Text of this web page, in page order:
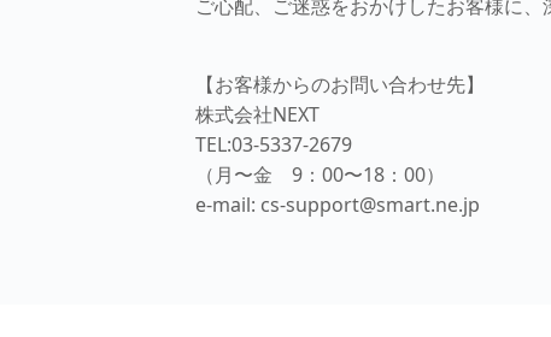
ご心配、ご迷惑をおかけしたお客様に、
【お客様からのお問い合わせ先】
株式会社NEXT
TEL:03-5337-2679
（月〜金 9：00〜18：00）
e-mail: cs-support@smart.ne.jp